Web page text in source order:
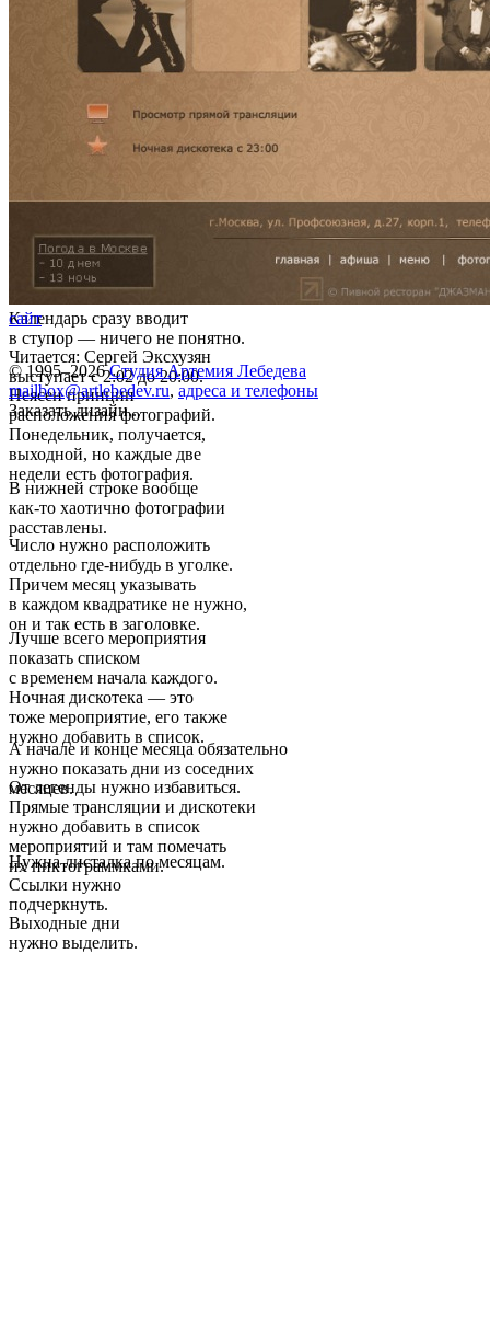
Календарь сразу вводит
в ступор — ничего не понятно.
Читается: Сергей Эксхузян
выступает с 2:02 до 20:00.
Неясен принцип
расположения фотографий.
Понедельник, получается,
выходной, но каждые две
недели есть фотография.
В нижней строке вообще
как-то хаотично фотографии
расставлены.
Число нужно расположить
отдельно где-нибудь в уголке.
Причем месяц указывать
в каждом квадратике не нужно,
он и так есть в заголовке.
Лучше всего мероприятия
показать списком
с временем начала каждого.
Ночная дискотека — это
тоже мероприятие, его также
нужно добавить в список.
А начале и конце месяца обязательно
нужно показать дни из соседних
месяцев.
От легенды нужно избавиться.
Прямые трансляции и дискотеки
нужно добавить в список
мероприятий и там помечать
их пиктограммками.
Нужна листалка по месяцам.
Ссылки нужно
подчеркнуть.
Выходные дни
нужно выделить.
сайт
© 1995–2026 Студия Артемия Лебедева
mailbox@artlebedev.ru, адреса и телефоны
Заказать дизайн...